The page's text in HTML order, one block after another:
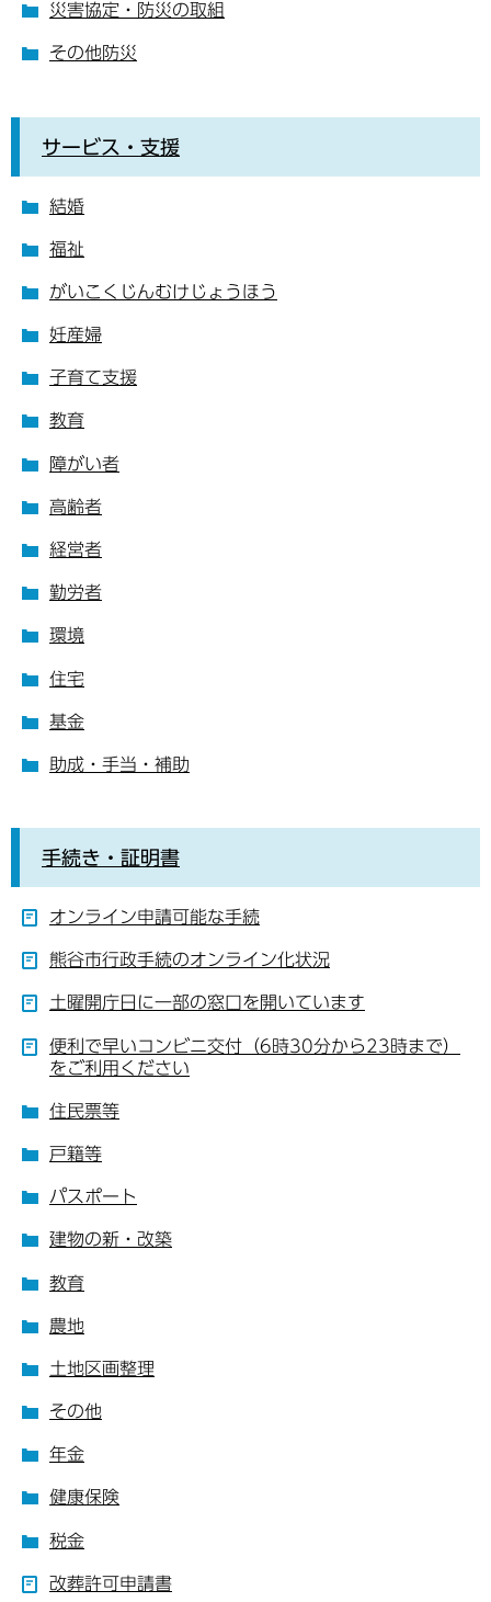
災害協定・防災の取組
その他防災
サービス・支援
結婚
福祉
がいこくじんむけじょうほう
妊産婦
子育て支援
教育
障がい者
高齢者
経営者
勤労者
環境
住宅
基金
助成・手当・補助
手続き・証明書
オンライン申請可能な手続
熊谷市行政手続のオンライン化状況
土曜開庁日に一部の窓口を開いています
便利で早いコンビニ交付（6時30分から23時まで）
をご利用ください
住民票等
戸籍等
パスポート
建物の新・改築
教育
農地
土地区画整理
その他
年金
健康保険
税金
改葬許可申請書